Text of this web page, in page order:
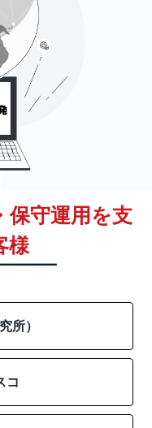
保守運用を支
様
所）
コ